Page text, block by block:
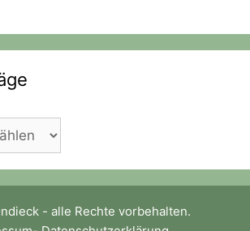
- alle Rechte vorbehalten.